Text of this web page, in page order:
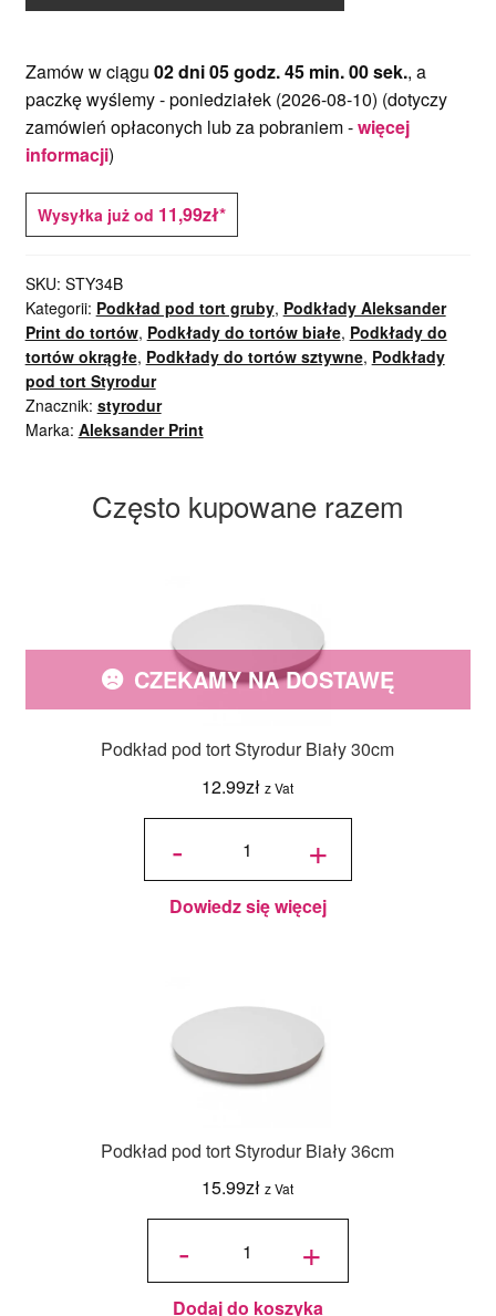
Zamów w ciągu 02 dni 05 godz. 45 min. 00 sek., a
paczkę wyślemy -poniedziałek (2026-08-10) (dotyczy
zamówień opłaconych lub za pobraniem -więcej
informacji)
Wysyłka już od 11,99zł*
SKU: STY34B
Kategorii: Podkład pod tort gruby, Podkłady Aleksander
Print do tortów, Podkłady do tortów białe, Podkłady do
tortów okrągłe, Podkłady do tortów sztywne, Podkłady
pod tort Styrodur
Znacznik: styrodur
Marka: Aleksander Print
Często kupowane razem
Podkład pod tort Styrodur Biały 30cm
12.99zł z Vat
CZEKAMY NA DOSTAWĘ
-
ilość
Styrodur
Biały +
Dowiedz się więcej
Podkład pod tort Styrodur Biały 36cm
15.99zł z Vat
-
ilość
Styrodur
Biały
36cm +
Dodaj do koszyka